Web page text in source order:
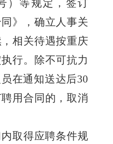
）等规定，签订
同》，确立人事关
相关待遇按重庆
行。除不可抗力
在通知送达后30
用合同的，取消
取得应聘条件规